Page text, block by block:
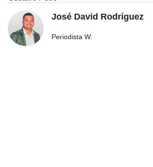
José David Rodríguez
Periodista W.